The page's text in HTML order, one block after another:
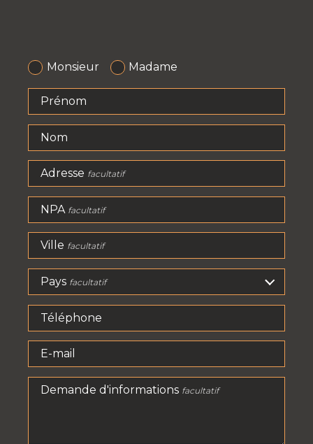
Monsieur Madame
Prénom
Nom
Adresse facultatif
NPA facultatif
Ville facultatif
Pays facultatif
Téléphone
E-mail
Demande d'informations facultatif